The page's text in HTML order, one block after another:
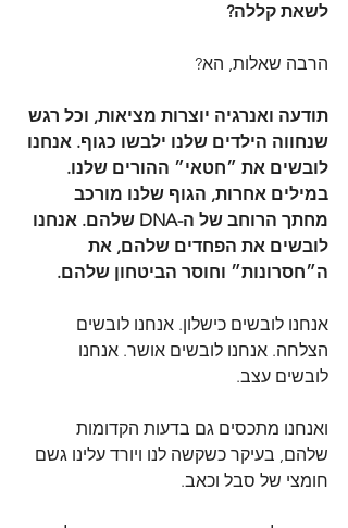
לשאת קללה?
הרבה שאלות, הא?
תודעה ואנרגיה יוצרות מציאות, וכל רגש
שנחווה הילדים שלנו ילבשו כגוף. אנחנו
לובשים את ״חטאי״ ההורים שלנו.
במילים אחרות, הגוף שלנו מורכב
מחתך הרוחב של ה-DNA שלהם. אנחנו
לובשים את הפחדים שלהם, את
ה״חסרונות״ וחוסר הביטחון שלהם.
אנחנו לובשים כישלון. אנחנו לובשים
הצלחה. אנחנו לובשים אושר. אנחנו
לובשים עצב.
ואנחנו מתכסים גם בדעות הקדומות
שלהם, בעיקר כשקשה לנו ויורד עלינו גשם
חומצי של סבל וכאב.